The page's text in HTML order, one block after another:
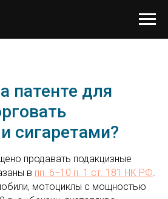
патенте для
сигаретами?
продавать подакцизные
в пп. 6−10 п. 1 ст. 181 НК РФ.
мотоциклы с мощностью